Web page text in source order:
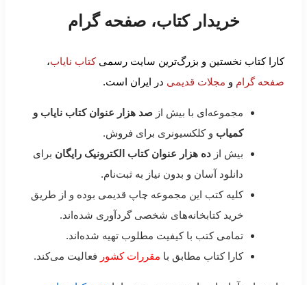
خریدار کتاب، صفحه گرام
کارا کتاب نخستین و بزرگ‌ترین سایت رسمیکتاب نایاب،
صفحه گرام و مجلات قدیمی در ایران است.
مجموعه‌ای با بیش از صد هزار عنوان کتاب نایاب و
کمیاب و کلکسیونری برای فروش.
بیش از ده هزار عنوان کتاب الکترونیک رایگان برای
دانلود آسان و بدون نیاز به ثبت‌نام.
کلیه کتب این مجموعه چاپ قدیمی بوده و از طریق
خرید کتابخانه‌های شخصی گردآوری شده‌اند.
تمامی کتب با کیفیت مطلوب تهیه شده‌اند.
کارا کتاب مطابق با مقررات کشور فعالیت می‌کند.